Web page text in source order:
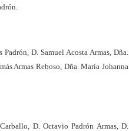
D. Samuel Acosta Armas, Dña.
Armas Reboso, Dña. María Johanna
D. Octavio Padrón Armas, D.